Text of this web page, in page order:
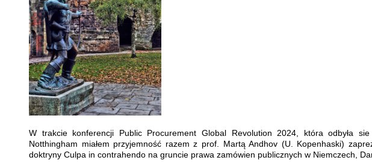
W trakcie konferencji Public Procurement Global Revolution 2024, która odbyła
Notthingham miałem przyjemność razem z prof. Martą Andhov (U. Kopenhaski)
doktryny Culpa in contrahendo na gruncie prawa zamówien publicznych w Niemczech,